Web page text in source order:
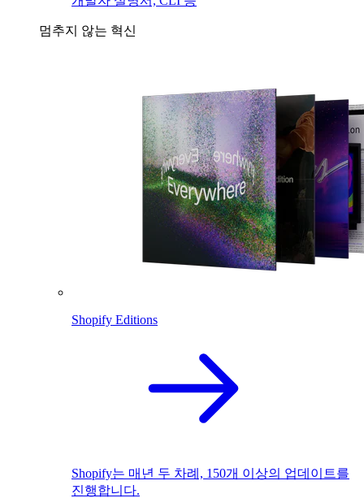
멈추지 않는 혁신
Shopify Editions
Shopify는 매년 두 차례, 150개 이상의 업데이트를
진행합니다.